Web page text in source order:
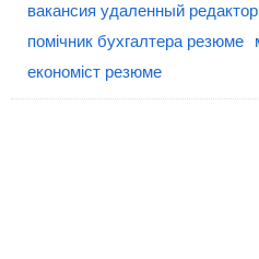
вакансия удаленный редактор
помічник бухгалтера резюме
економіст резюме